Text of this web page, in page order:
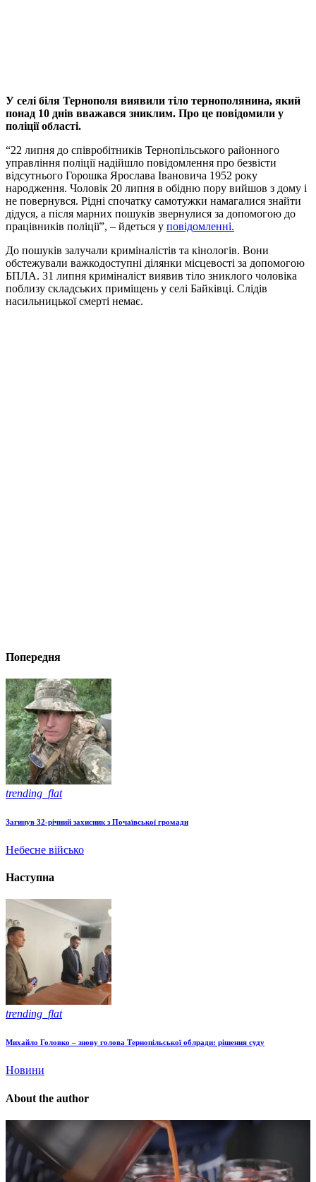
У селі біля Тернополя виявили тіло тернополянина, який
понад 10 днів вважався зниклим. Про це повідомили у
поліції області.
“22 липня до співробітників Тернопільського районного
управління поліції надійшло повідомлення про безвісти
відсутнього Горошка Ярослава Івановича 1952 року
народження. Чоловік 20 липня в обідню пору вийшов з дому і
не повернувся. Рідні спочатку самотужки намагалися знайти
дідуся, а після марних пошуків звернулися за допомогою до
працівників поліції”, – йдеться у повідомленні.
До пошуків залучали криміналістів та кінологів. Вони
обстежували важкодоступні ділянки місцевості за допомогою
БПЛА. 31 липня криміналіст виявив тіло зниклого чоловіка
поблизу складських приміщень у селі Байківці. Слідів
насильницької смерті немає.
Попередня
trending_flat
Загинув 32-річний захисник з Почаївської громади
Небесне військо
Наступна
trending_flat
Михайло Головко – знову голова Тернопільської облради: рішення суду
Новини
About the author